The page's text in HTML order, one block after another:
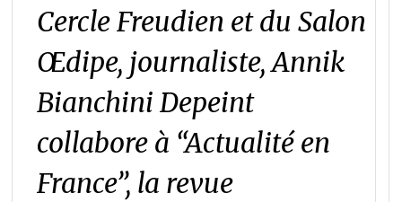
Cercle Freudien et du Salon
Œdipe, journaliste, Annik
Bianchini Depeint
collabore à “Actualité en
France”, la revue